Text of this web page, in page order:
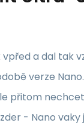
a dal tak
verze
přitom
- Nano vaky